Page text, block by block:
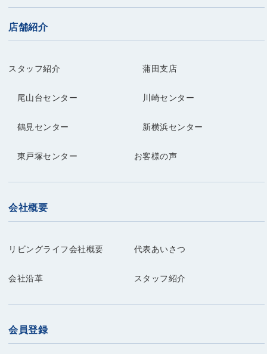
店舗紹介
スタッフ紹介 蒲田支店
尾山台センター 川崎センター
鶴見センター 新横浜センター
東戸塚センター お客様の声
会社概要
リビングライフ会社概要 代表あいさつ
会社沿革 スタッフ紹介
会員登録